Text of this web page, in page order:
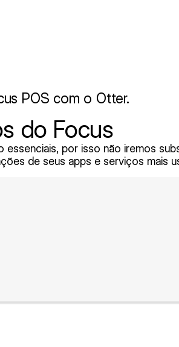
POS com o Otter.
do Focus
por isso não iremos
de seus apps e serviços mais